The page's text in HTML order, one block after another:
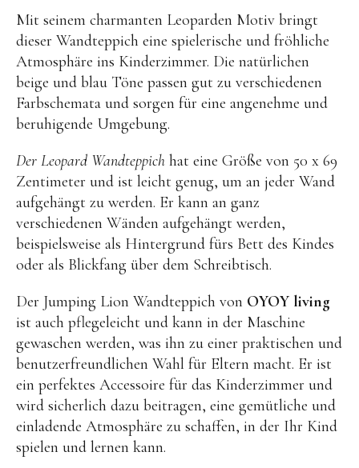
YEYE Sonnenbrillen für Kinder
Telmas Botanica | Kerzen
the Munio | Duftkerzen & Seifen
TILDA Puppen
Spielen
Basteln & Experimente
Bücher
Kuscheltiere
Lernspiele
GRIMM’S
Spielzeug aus dem Erzgebirge
filipok Holzspielzeuge
WOODEN STORY
GRAPAT
RADUGA GREZ
Mit seinem charmanten Leoparden Motiv bringt
dieser Wandteppich eine spielerische und fröhliche
Atmosphäre ins Kinderzimmer. Die natürlichen
beige und blau Töne passen gut zu verschiedenen
Farbschemata und sorgen für eine angenehme und
beruhigende Umgebung.
Der Leopard Wandteppich hat eine Größe von 50 x 69
Zentimeter und ist leicht genug, um an jeder Wand
aufgehängt zu werden. Er kann an ganz
verschiedenen Wänden aufgehängt werden,
beispielsweise als Hintergrund fürs Bett des Kindes
oder als Blickfang über dem Schreibtisch.
Der Jumping Lion Wandteppich von OYOY living
ist auch pflegeleicht und kann in der Maschine
gewaschen werden, was ihn zu einer praktischen und
benutzerfreundlichen Wahl für Eltern macht. Er ist
ein perfektes Accessoire für das Kinderzimmer und
wird sicherlich dazu beitragen, eine gemütliche und
einladende Atmosphäre zu schaffen, in der Ihr Kind
spielen und lernen kann.